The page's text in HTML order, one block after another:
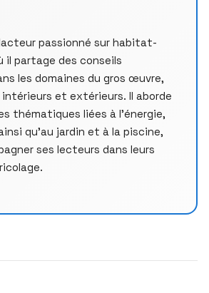
passionné sur habitat-
il partage des conseils
les domaines du gros œuvre,
et extérieurs. Il aborde
thématiques liées à l’énergie,
qu’au jardin et à la piscine,
ses lecteurs dans leurs